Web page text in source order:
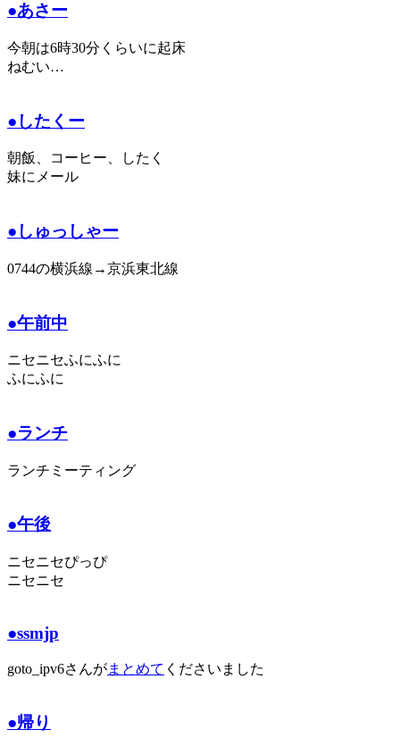
●あさー
今朝は6時30分くらいに起床
ねむい…
●したくー
朝飯、コーヒー、したく
妹にメール
●しゅっしゃー
0744の横浜線→京浜東北線
●午前中
ニセニセふにふに
ふにふに
●ランチ
ランチミーティング
●午後
ニセニセぴっぴ
ニセニセ
●ssmjp
goto_ipv6さんがまとめて くださいました
●帰り